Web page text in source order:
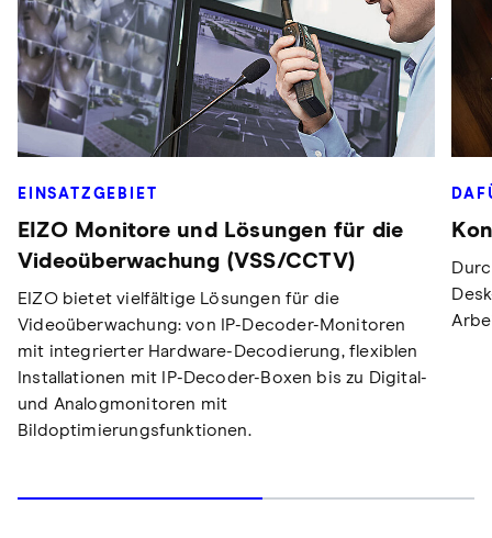
EINSATZGEBIET
EIZO Monitore und Lösungen für die
Videoüberwachung (VSS/CCTV)
EIZO bietet vielfältige Lösungen für die
Videoüberwachung: von IP-Decoder-Monitoren
mit integrierter Hardware-Decodierung, flexiblen
Installationen mit IP-Decoder-Boxen bis zu Digital-
und Analogmonitoren mit
Bildoptimierungsfunktionen.